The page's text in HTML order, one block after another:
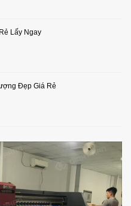
Lấy Ngay
Đẹp Giá Rẻ